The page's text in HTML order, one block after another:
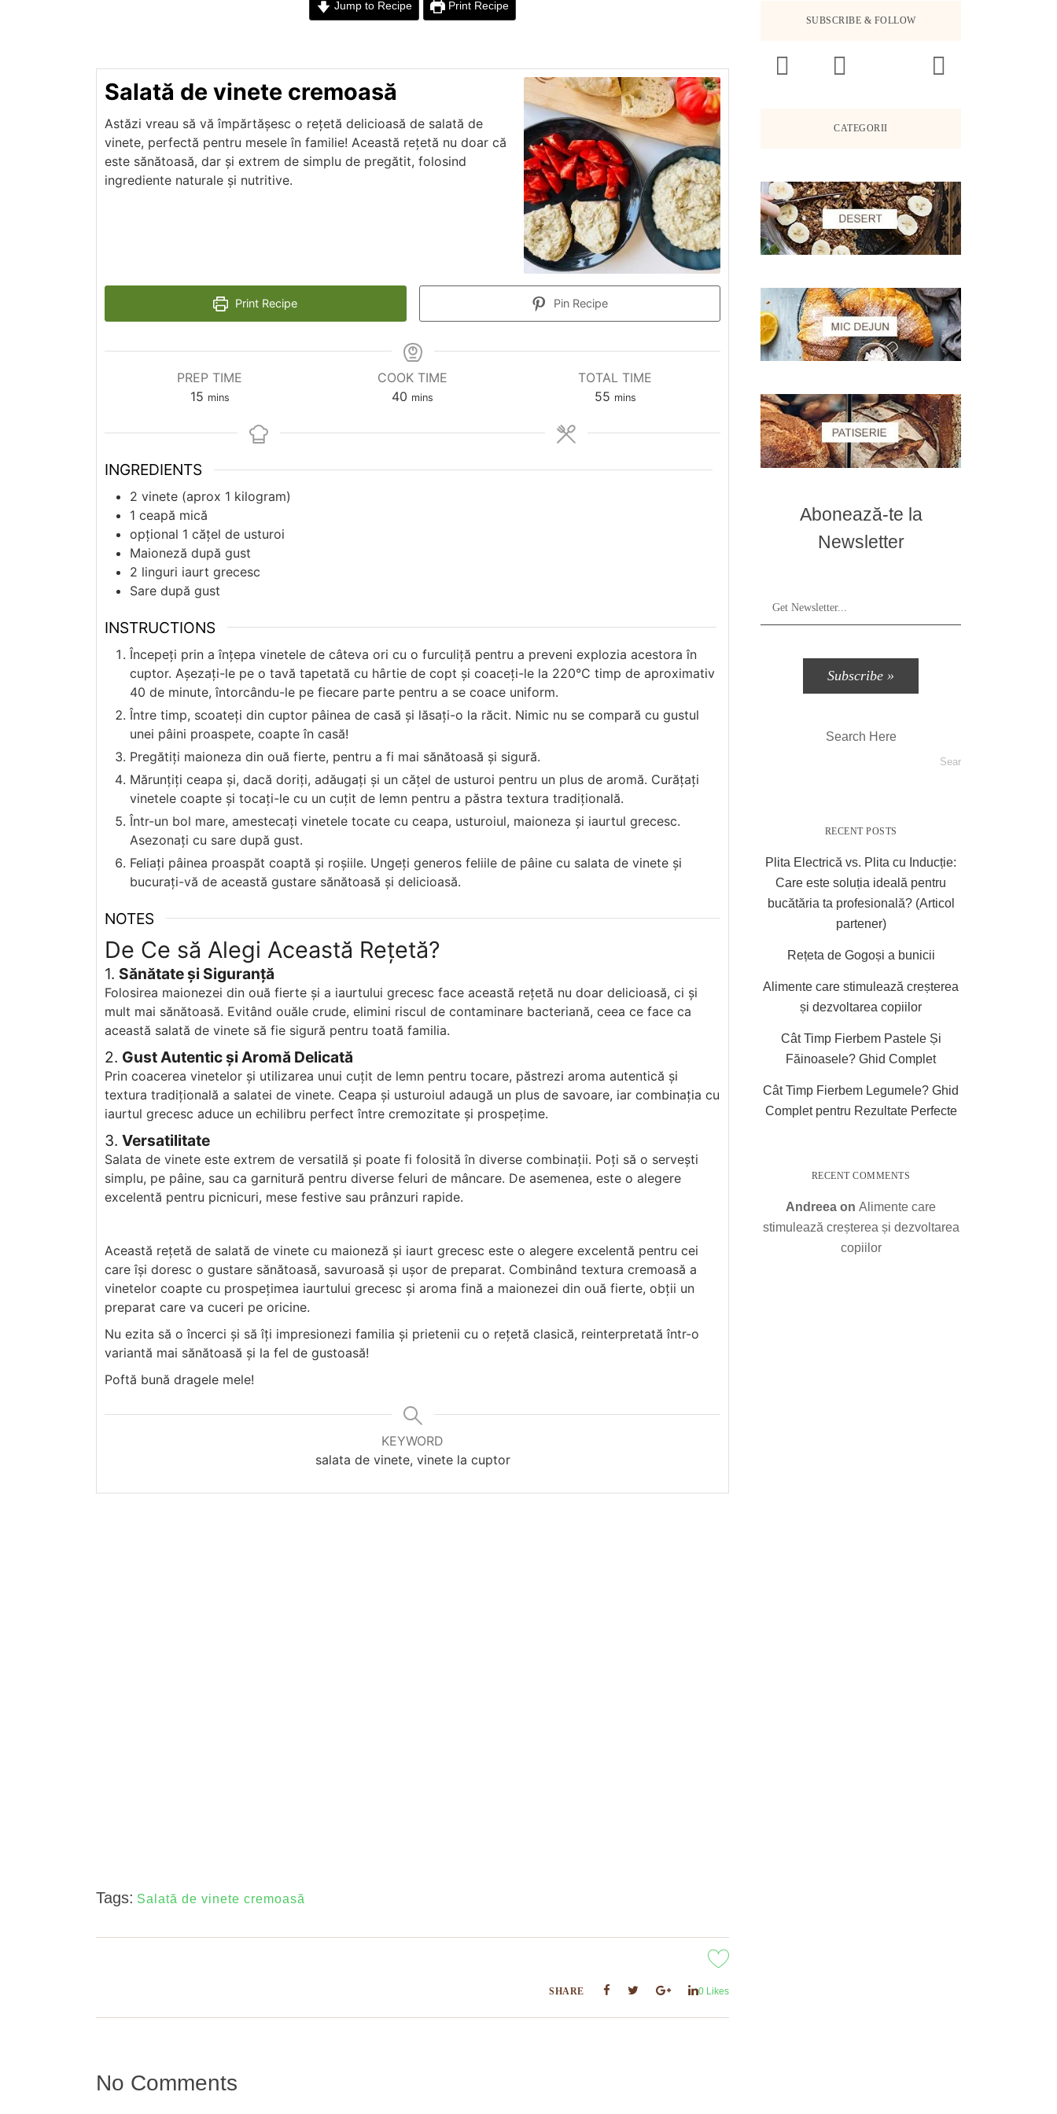
Jump to Recipe Print Recipe
Salată de vinete cremoasă
Astăzi vreau să vă împărtășesc o rețetă delicioasă de salată de
vinete, perfectă pentru mesele în familie! Această rețetă nu doar că
este sănătoasă, dar și extrem de simplu de pregătit, folosind
ingrediente naturale și nutritive.
Print Recipe Pin Recipe
PREP TIME
15minutes
mins
COOK TIME
40 minutes
mins
TOTAL TIME
55minutes
mins
INGREDIENTS
2 vinete (aprox 1 kilogram)
1 ceapă mică
opțional 1 cățel de usturoi
Maioneză după gust
2 linguri iaurt grecesc
Sare după gust
INSTRUCTIONS
Începeți prin a înțepa vinetele de câteva ori cu o furculiță pentru a preveni explozia acestora în
cuptor. Așezați-le pe o tavă tapetată cu hârtie de copt și coaceți-le la 220°C timp de aproximativ
40 de minute, întorcându-le pe fiecare parte pentru a se coace uniform.
Între timp, scoateți din cuptor pâinea de casă și lăsați-o la răcit. Nimic nu se compară cu gustul
unei pâini proaspete, coapte în casă!
Pregătiți maioneza din ouă fierte, pentru a fi mai sănătoasă și sigură.
Mărunțiți ceapa și, dacă doriți, adăugați și un cățel de usturoi pentru un plus de aromă. Curățați
vinetele coapte și tocați-le cu un cuțit de lemn pentru a păstra textura tradițională.
Într-un bol mare, amestecați vinetele tocate cu ceapa, usturoiul, maioneza și iaurtul grecesc.
Asezonați cu sare după gust.
Feliați pâinea proaspăt coaptă și roșiile. Ungeți generos feliile de pâine cu salata de vinete și
bucurați-vă de această gustare sănătoasă și delicioasă.
NOTES
De Ce să Alegi Această Rețetă?
1. Sănătate și Siguranță
Folosirea maionezei din ouă fierte și a iaurtului grecesc face această rețetă nu doar delicioasă, ci și
mult mai sănătoasă. Evitând ouăle crude, elimini riscul de contaminare bacteriană, ceea ce face ca
această salată de vinete să fie sigură pentru toată familia.
2. Gust Autentic și Aromă Delicată
Prin coacerea vinetelor și utilizarea unui cuțit de lemn pentru tocare, păstrezi aroma autentică și
textura tradițională a salatei de vinete. Ceapa și usturoiul adaugă un plus de savoare, iar combinația cu
iaurtul grecesc aduce un echilibru perfect între cremozitate și prospețime.
3. Versatilitate
Salata de vinete este extrem de versatilă și poate fi folosită în diverse combinații. Poți să o servești
simplu, pe pâine, sau ca garnitură pentru diverse feluri de mâncare. De asemenea, este o alegere
excelentă pentru picnicuri, mese festive sau prânzuri rapide.
Această rețetă de salată de vinete cu maioneză și iaurt grecesc este o alegere excelentă pentru cei
care își doresc o gustare sănătoasă, savuroasă și ușor de preparat. Combinând textura cremoasă a
vinetelor coapte cu prospețimea iaurtului grecesc și aroma fină a maionezei din ouă fierte, obții un
preparat care va cuceri pe oricine.
Nu ezita să o încerci și să îți impresionezi familia și prietenii cu o rețetă clasică, reinterpretată într-o
variantă mai sănătoasă și la fel de gustoasă!
Poftă bună dragele mele!
KEYWORD
salata de vinete, vinete la cuptor
Tags: Salată de vinete cremoasă
SHARE 0 Likes
No Comments
SUBSCRIBE & FOLLOW
CATEGORII
Abonează-te la
Newsletter
Search Here
RECENT POSTS
Plita Electrică vs. Plita cu Inducție:
Care este soluția ideală pentru
bucătăria ta profesională? (Articol
partener)
Rețeta de Gogoși a bunicii
Alimente care stimulează creșterea
și dezvoltarea copiilor
Cât Timp Fierbem Pastele Și
Făinoasele? Ghid Complet
Cât Timp Fierbem Legumele? Ghid
Complet pentru Rezultate Perfecte
RECENT COMMENTS
Andreea on Alimente care
stimulează creșterea și dezvoltarea
copiilor